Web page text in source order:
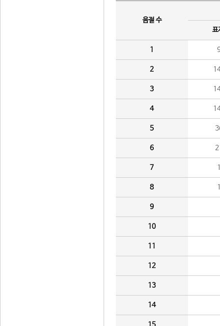
음절 수
표
1
2
3
4
5
6
7
8
9
10
11
12
13
14
15